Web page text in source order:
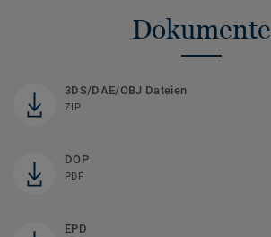
Dokumente
3DS/DAE/OBJ Dateien
ZIP
DOP
PDF
EPD